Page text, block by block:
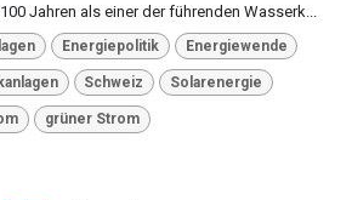
Jahren als einer der führenden Wasserk...
Energiepolitik Energiewende
Schweiz Solarenergie
grüner Strom